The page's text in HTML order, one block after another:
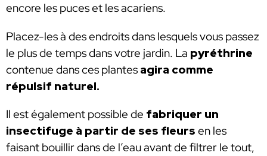
encore les puces et les acariens.
Placez-les à des endroits dans lesquels vous passez
le plus de temps dans votre jardin. La pyréthrine
contenue dans ces plantes agira comme
répulsif naturel.
Il est également possible de fabriquer un
insectifuge à partir de ses fleurs en les
faisant bouillir dans de l’eau avant de filtrer le tout,